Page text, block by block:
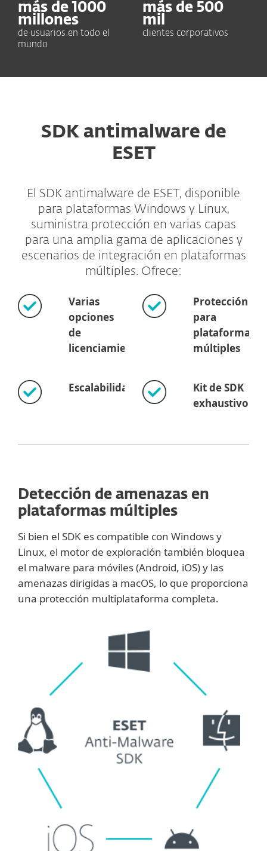
más de1000
millones
de usuarios en todo el
mundo
más de 500
mil
clientes corporativos
SDK antimalware de
ESET
El SDK antimalware de ESET, disponible
para plataformas Windows y Linux,
suministra protección en varias capas
para una amplia gama de aplicaciones y
escenarios de integración en plataformas
múltiples. Ofrece:
Varias
opciones
de
licenciamiento
Protección
para
plataformas
múltiples
Escalabilidad
Kit de SDK
exhaustivo
Detección de amenazas en
plataformas múltiples
Si bien el SDK es compatible con Windows y
Linux, el motor de exploración también bloquea
el malware para móviles (Android, iOS) y las
amenazas dirigidas a macOS, lo que proporciona
una protección multiplataforma completa.